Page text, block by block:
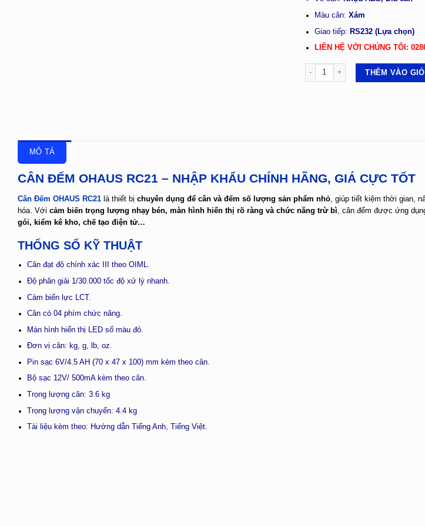
Màu cân: Xám
Giao tiếp: RS232 (Lựa chọn)
LIÊN HỆ VỚI CHÚNG TÔI:
CÂN ĐẾM OHAUS RC21 số lượng
THÊM VÀO
MÔ TẢ
CÂN ĐẾM OHAUS RC21 – NHẬP KHẨU CHÍNH HÃNG, GIÁ CỰC TỐT
Cân Đếm OHAUS RC21 là thiết bị chuyên dụng để cân và đếm số lượng sản phẩm nhỏ, giúp tiết kiệm thời gian,
hóa. Với cảm biến trọng lượng nhạy bén, màn hình hiển thị rõ ràng và chức năng trừ bì, cân đếm được ứng
gói, kiểm kê kho, chế tạo điện tử…
THỐNG SỐ KỸ THUẬT
Cân đạt độ chính xác III theo OIML.
Độ phân giải 1/30.000 tốc độ xử lý nhanh.
Cảm biến lực LCT.
Cân có 04 phím chức năng.
Màn hình hiển thị LED số màu đỏ.
Đơn vị cân: kg, g, lb, oz.
Pin sạc 6V/4.5 AH (70 x 47 x 100) mm kèm theo cân.
Bộ sạc 12V/ 500mA kèm theo cân.
Trọng lượng cân: 3.6 kg
Trọng lượng vận chuyển: 4.4 kg
Tài liệu kèm theo: Hướng dẫn Tiếng Anh, Tiếng Việt.